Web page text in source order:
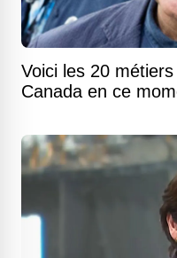
Voici les 20
Canada en ce